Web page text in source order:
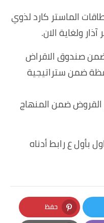
الماستر كارد لذوي
ولغاية الان.
قروضا لاكثر من 2900 ضمن صندوق الاقراض
المحافظة ضمن ستراتيجية
القروض ضمن المنهاج
بأول ع رابط أدناه
حفظ
Pinterest